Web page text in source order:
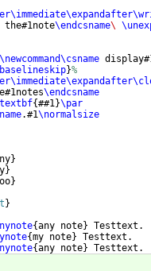
the#1note\endcsname\
}%
\endcsname
{##1}\par
.#1\normalsize
}
}
}
}
{any note} Testtext.
{my note} Testtext.
{any note} Testtext.